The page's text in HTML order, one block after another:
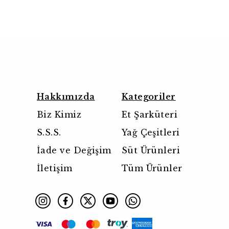
Hakkımızda
Biz Kimiz
S.S.S.
İade ve Değişim
İletişim
Kategoriler
Et Şarküteri
Yağ Çeşitleri
Süt Ürünleri
Tüm Ürünler